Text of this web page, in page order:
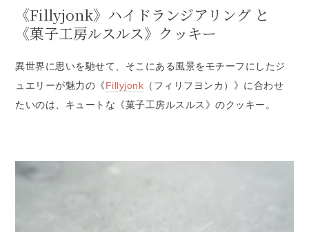
《Fillyjonk》ハイドランジアリング と
《菓子工房ルスルス》クッキー
異世界に思いを馳せて、そこにある風景をモチーフにしたジ
ュエリーが魅力の《Fillyjonk （フィリフヨンカ）》に合わせ
たいのは、キュートな《菓子工房ルスルス》のクッキー。